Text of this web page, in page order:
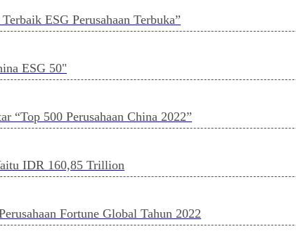
ESG Perusahaan Terbuka”
ESG 50"
“Top 500 Perusahaan China 2022”
IDR 160,85 Trillion
Fortune Global Tahun 2022